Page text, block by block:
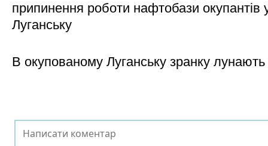
припинення роботи нафтобази окупантів
Луганську
В окупованому Луганську зранку